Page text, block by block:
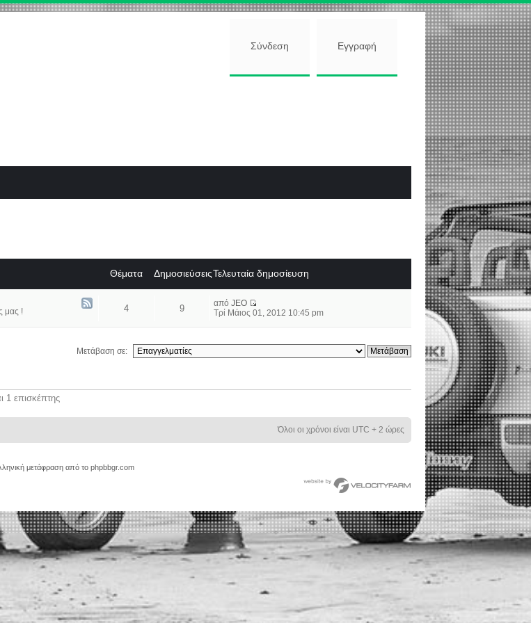
Σύνδεση Εγγραφή
Θέματα ΔημοσιεύσειςΤελευταία δημοσίευση
μας ! 4 9 απόJEO
Τρί Μάιος 01, 2012 10:45 pm
Μετάβαση σε:
1 επισκέπτης
Όλοι οι χρόνοι είναι UTC + 2 ώρες
μετάφραση από το phpbbgr.com